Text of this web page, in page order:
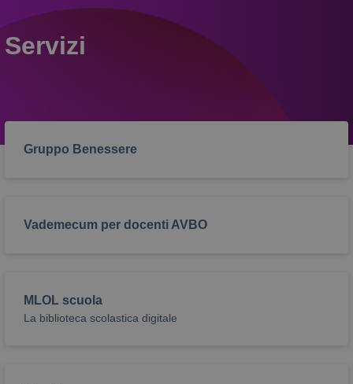
Servizi
Gruppo Benessere
Vademecum per docenti AVBO
MLOL scuola
La biblioteca scolastica digitale